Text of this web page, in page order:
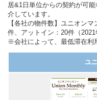
居&1日単位からの契約が可
介しています。
【各社の物件数】ユニオン
件、アットイン：20件（
※会社によって、最低滞在利
ユ